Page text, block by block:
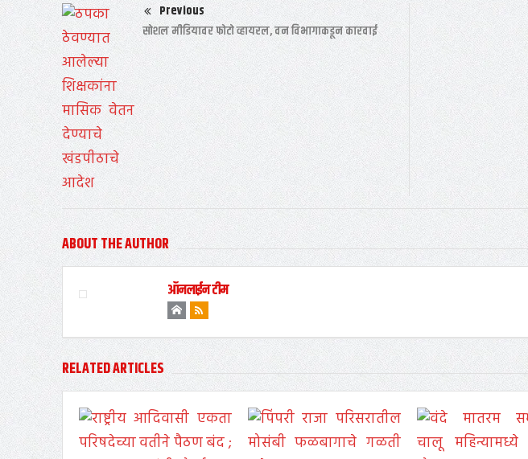
Previous
सोशल मीडियावर फोटो व्हायरल, वन विभागाकडून कारवाई
ABOUT THE AUTHOR
ऑनलाईन टीम
RELATED ARTICLES